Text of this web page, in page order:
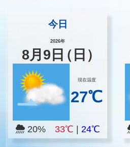
今日
2026年
8月 9 日（日）
現在温度
27℃
20% 33℃ 24℃